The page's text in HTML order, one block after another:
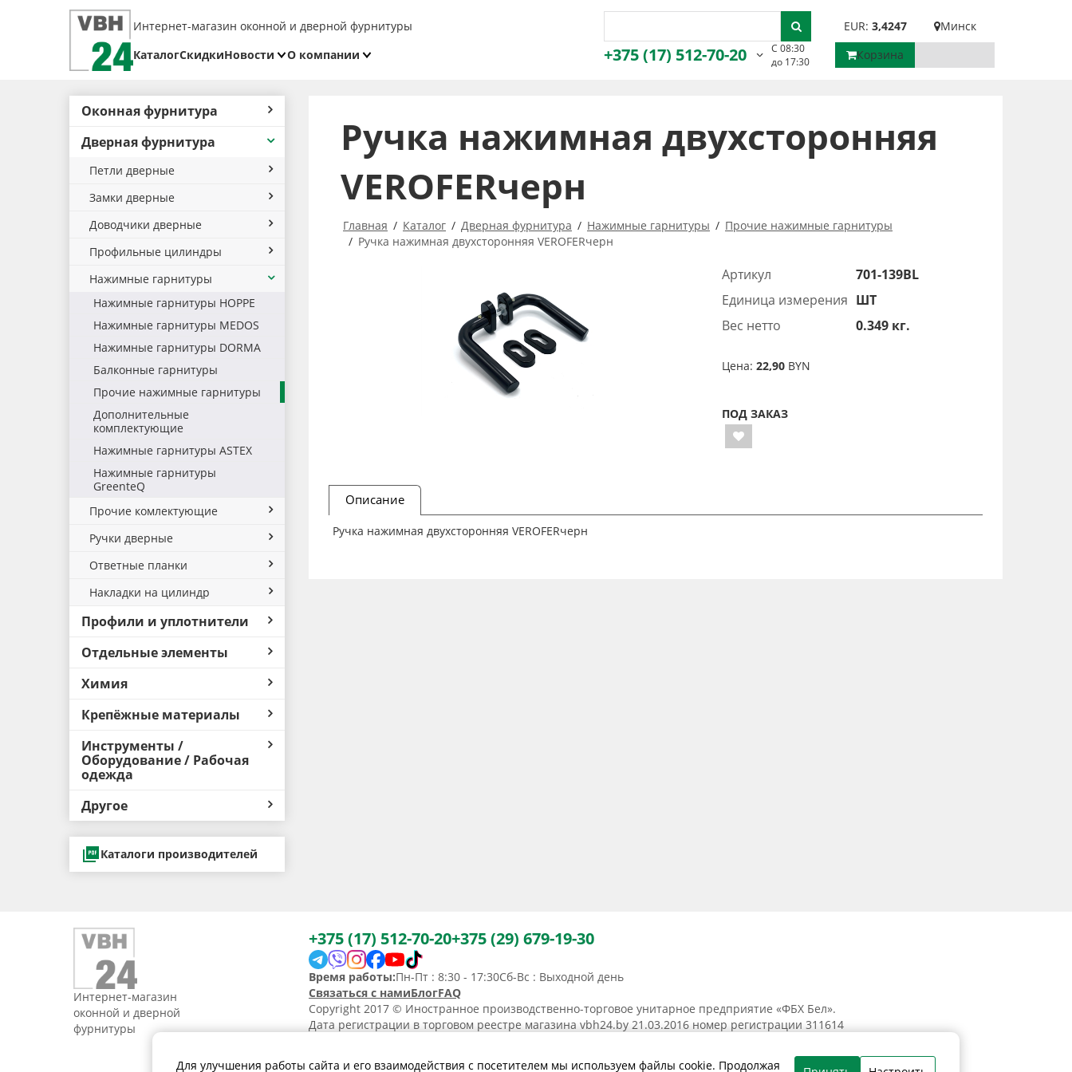
Интернет-магазин оконной и дверной фурнитуры EUR: 3,4247
Минск
КаталогСкидкиНовости
О компании
Возврат
+375 (17) 512-70-20
С 08:30
до 17:30
Корзина
Оконная фурнитура
Дверная фурнитура
Петли дверные
Замки дверные
Доводчики дверные
Профильные цилиндры
Нажимные гарнитуры
Нажимные гарнитуры HOPPE
Нажимные гарнитуры MEDOS
Нажимные гарнитуры DORMA
Балконные гарнитуры
Прочие нажимные гарнитуры
Дополнительные
комплектующие
Нажимные гарнитуры ASTEX
Нажимные гарнитуры
GreenteQ
Прочие комлектующие
Ручки дверные
Ответные планки
Накладки на цилиндр
Профили и уплотнители
Отдельные элементы
Химия
Крепёжные материалы
Инструменты /
Оборудование / Рабочая
одежда
Другое
Каталоги производителей
Ручка нажимная двухсторонняя
VEROFERчерн
Главная Каталог Дверная фурнитура Нажимные гарнитуры
Прочие нажимные гарнитуры
Ручка нажимная двухсторонняя VEROFERчерн
Артикул
701-139BL
Единица измерения ШТ
Вес нетто
0.349 кг.
Цена: 22,90 BYN
ПОД ЗАКАЗ
Описание
Ручка нажимная двухсторонняя VEROFERчерн
Интернет-магазин
оконной и дверной
фурнитуры
+375 (17) 512-70-20+375 (29) 679-19-30
Время работы:Пн-Пт : 8:30 - 17:30Сб-Вс : Выходной день
Связаться с намиБлогFAQ
Copyright 2017 © Иностранное производственно-торговое унитарное предприятие «ФБХ Бел».
Дата регистрации в торговом реестре магазина vbh24.by 21.03.2016 номер регистрации 311614
Для улучшения работы сайта и его взаимодействия с посетителем мы используем файлы cookie. Продолжая